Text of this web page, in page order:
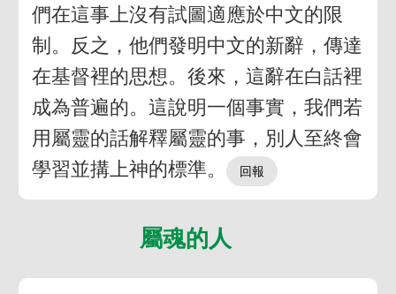
們在這事上沒有試圖適應於中文的限
制。反之，他們發明中文的新辭，傳達
在基督裡的思想。後來，這辭在白話裡
成為普遍的。這說明一個事實，我們若
用屬靈的話解釋屬靈的事，別人至終會
學習並搆上神的標準。
屬魂的人